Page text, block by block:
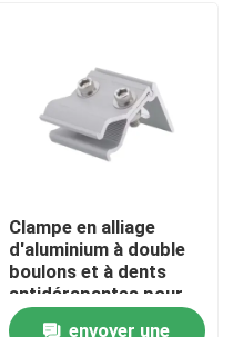
Clampe en alliage
d'aluminium à double
boulons et à dents
antidérapantes pour
fixation structurelle
envoyer une